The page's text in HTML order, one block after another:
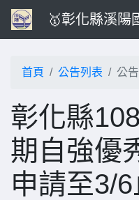
🥇彰化縣溪陽
首頁 公告列表 公
彰化縣
期自強優
申請至3/6